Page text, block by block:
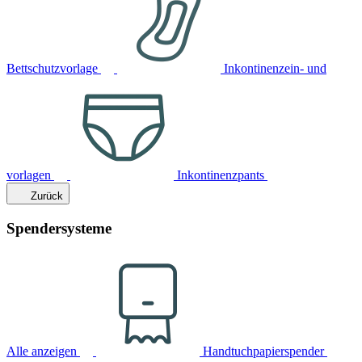
Bettschutzvorlage Inkontinenzein- und
vorlagen Inkontinenzpants
Zurück
Spendersysteme
Alle anzeigen Handtuchpapierspender